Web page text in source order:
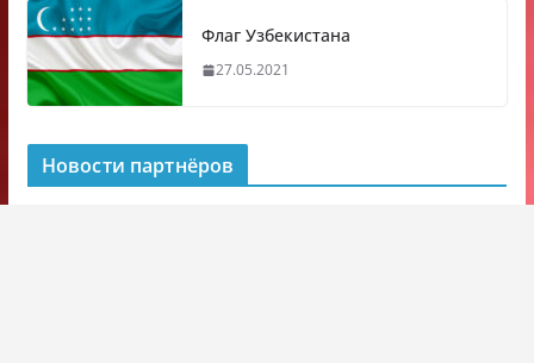
Флаг Узбекистана
27.05.2021
Новости партнёров